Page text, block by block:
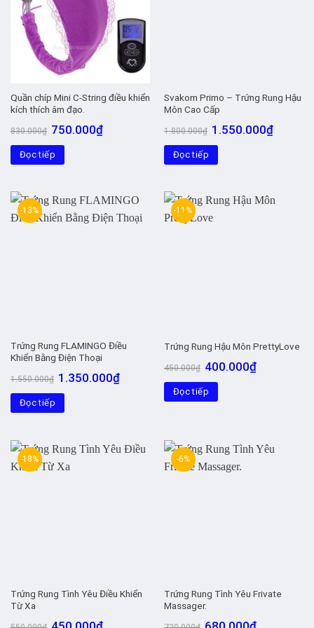
Quần chíp Mini C-String điều khiển
kích thích âm đạo.
830.000₫ Giá
gốc
là:
830.000₫.
750.000₫Giá
Đọc tiếp
Svakom Primo – Trứng Rung Hậu
Môn Cao Cấp
1.800.000₫ Giá
gốc
là:
1.550.000₫Giá
Đọc tiếp
-13%
Trứng Rung FLAMINGO Điều
Khiển Bằng Điện Thoại
1.550.000₫ Giá
gốc
là:
1.350.000₫Giá
Đọc tiếp
-11%
Trứng Rung Hậu Môn PrettyLove
450.000₫ Giá
gốc
là:
450.000₫.
400.000₫Giá
Đọc tiếp
-18%
Trứng Rung Tình Yêu Điều Khiển
Từ Xa
Giá
Giá
-6%
Trứng Rung Tình Yêu Frivate
Massager.
Giá
Giá